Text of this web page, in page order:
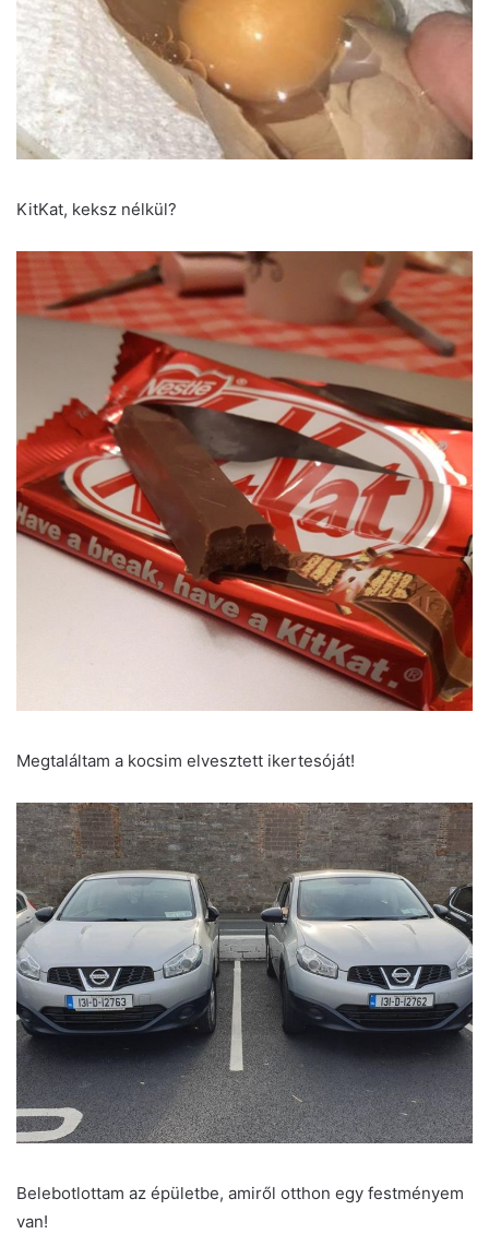
KitKat, keksz nélkül?
Megtaláltam a kocsim elvesztett ikertesóját!
Belebotlottam az épületbe, amiről otthon egy festményem
van!